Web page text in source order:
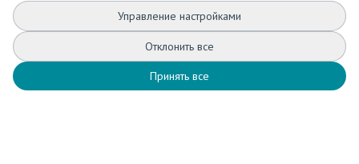
Управление настройками
Отклонить все
Принять все